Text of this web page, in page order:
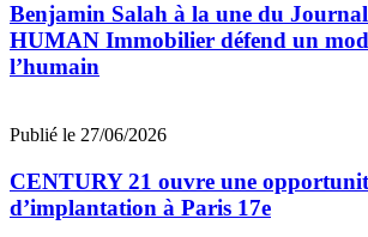
Benjamin Salah à la une du Journal
HUMAN Immobilier défend un
l’humain
Publié le 27/06/2026
CENTURY 21 ouvre une
d’implantation à Paris 17e